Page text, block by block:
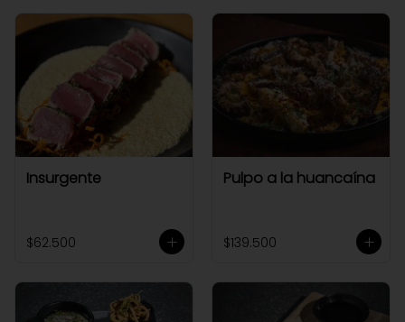
Insurgente
$62.500
Pulpo a la huancaína
$139.500